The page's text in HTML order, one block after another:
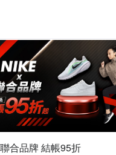
合品牌 結帳95折